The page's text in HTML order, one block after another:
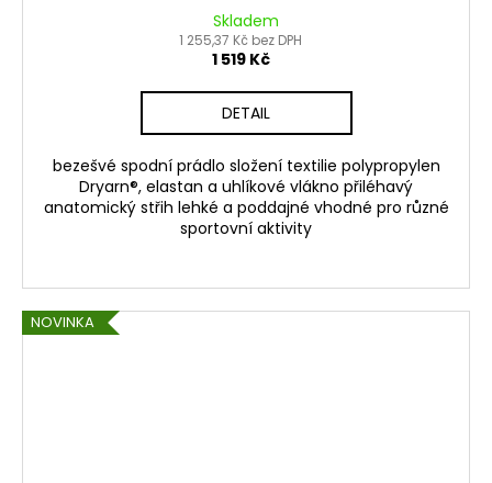
Skladem
1 255,37 Kč bez DPH
1 519 Kč
DETAIL
bezešvé spodní prádlo složení textilie polypropylen
Dryarn®, elastan a uhlíkové vlákno přiléhavý
anatomický střih lehké a poddajné vhodné pro různé
sportovní aktivity
NOVINKA